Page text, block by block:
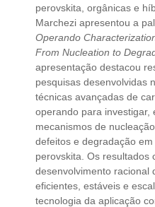
perovskita, orgânicas e
Marchezi apresentou a
Operando
From Nucleation to
apresentação destacou
pesquisas desenvolvidas
técnicas avançadas de
operando para investigar,
mecanismos de
defeitos e degradação
perovskita. Os resultados
desenvolvimento racional
eficientes, estáveis e
tecnologia da aplicação